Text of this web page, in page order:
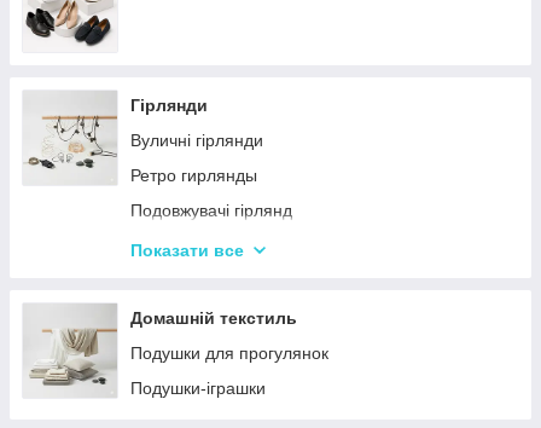
Гірлянди
Вуличні гірлянди
Ретро гирлянды
Подовжувачі гірлянд
Хатні гірлянди
Показати все
Домашній текстиль
Подушки для прогулянок
Подушки-іграшки